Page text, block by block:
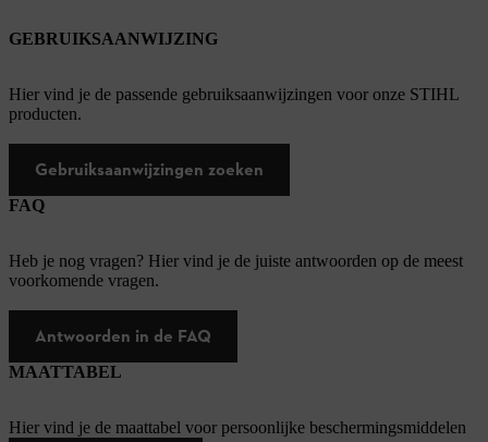
GEBRUIKSAANWIJZING
Hier vind je de passende gebruiksaanwijzingen voor onze STIHL
producten.
Gebruiksaanwijzingen zoeken
FAQ
Heb je nog vragen? Hier vind je de juiste antwoorden op de meest
voorkomende vragen.
Antwoorden in de FAQ
MAATTABEL
Hier vind je de maattabel voor persoonlijke beschermingsmiddelen